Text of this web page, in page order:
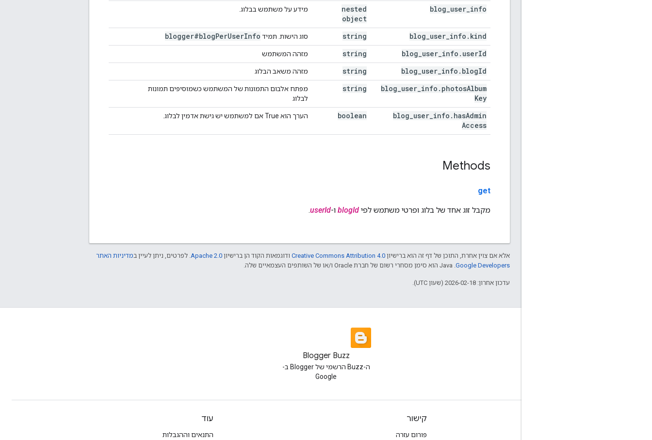
blog user info
nested
object
מידע על משתמש בבלוג.
blog user info . kind
string סוג הישות. תמיד blogger#blogPerUserInfo
blog user info . userId
string מזהה המשתמש
blog user info . blogId
string מזהה משאב הבלוג
blog user info . photosAlbum
Key
string
מפתח אלבום התמונות של המשתמש כשמוסיפים תמונות
לבלוג
blog user info . hasAdmin
Access
boolean הערך הוא True אם למשתמש יש גישת אדמין לבלוג.
Methods
get
מקבל זוג אחד של בלוג ופרטי משתמש לפי blogId ו-userId
.
אלא אם צוין אחרת, התוכן של דף זה הוא ברישיון Creative Commons Attribution 4.0 ודוגמאות הקוד הן ברישיון Apache 2.0 . לפרטים, ניתן לעיין במדיניות האתר
Google Developers‏
עדכון אחרון: 2026-02-18 (שעון UTC).
Blogger Buzz
ה-Buzz הרשמי של Blogger ב-
Google
קישור
פורום עזרה
עוד
התנאים וההגבלות